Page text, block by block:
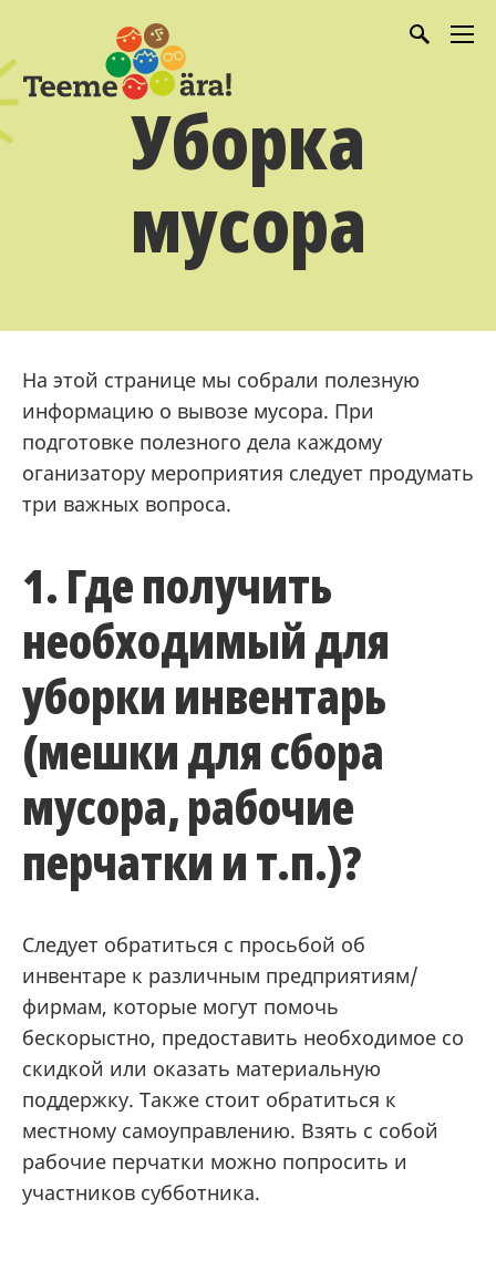
Уборка
мусора
На этой странице мы собрали полезную
информацию о вывозе мусора. При
подготовке полезного дела каждому
оганизатору мероприятия следует продумать
три важных вопроса.
1. Где получить
необходимый для
уборки инвентарь
(мешки для сбора
мусора, рабочие
перчатки и т.п.)?
Следует обратиться с просьбой об
инвентаре к различным предприятиям/
фирмам, которые могут помочь
бескорыстно, предоставить необходимое со
скидкой или оказать материальную
поддержку. Также стоит обратиться к
местному самоуправлению. Взять с собой
рабочие перчатки можно попросить и
участников субботника.